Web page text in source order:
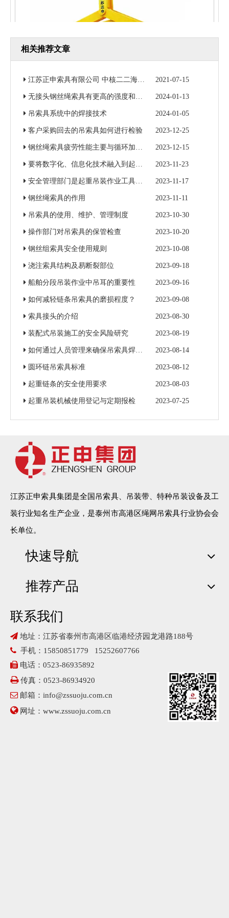
自动闭合带钢卷夹钳
相关推荐文章
江苏正申索具有限公司 中核二二海南昌江核电3号机组钢衬里模块一成功吊装 2021-07-15
无接头钢丝绳索具有更高的强度和更好的耐磨性 2024-01-13
吊索具系统中的焊接技术 2024-01-05
客户采购回去的吊索具如何进行检验 2023-12-25
钢丝绳索具疲劳性能主要与循环加载次数和加载力有关 2023-12-15
要将数字化、信息化技术融入到起重吊装作业当中 2023-11-23
安全管理部门是起重吊装作业工具的归口监督管理部门 2023-11-17
钢丝绳索具的作用 2023-11-11
吊索具的使用、维护、管理制度 2023-10-30
操作部门对吊索具的保管检查 2023-10-20
钢丝组索具安全使用规则 2023-10-08
浇注索具结构及易断裂部位 2023-09-18
船舶分段吊装作业中吊耳的重要性 2023-09-16
如何减轻链条吊索具的磨损程度？ 2023-09-08
索具接头的介绍 2023-08-30
装配式吊装施工的安全风险研究 2023-08-19
如何通过人员管理来确保吊索具焊接质量 2023-08-14
圆环链吊索具标准 2023-08-12
起重链条的安全使用要求 2023-08-03
起重吊装机械使用登记与定期报检 2023-07-25
江苏正申索具集团是全国吊索具、吊装带、特种吊装设备及工
装行业知名生产企业，是泰州市高港区绳网吊索具行业协会会
长单位。
快速导航
推荐产品
联系我们
 地址：江苏省泰州市高港区临港经济园龙港路188号
 手机：15850851779 15252607766
 电话：0523-86935892
传真：0523-86934920
 邮箱： info@zssuoju.com.cn
网址： www.zssuoju.com.cn